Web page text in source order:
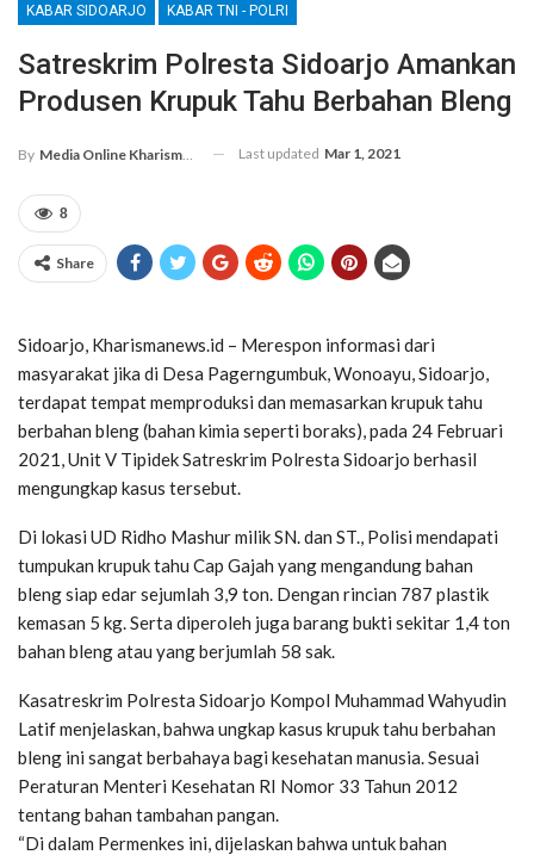
KABAR SIDOARJO KABAR TNI - POLRI
Satreskrim Polresta Sidoarjo Amankan
Produsen Krupuk Tahu Berbahan Bleng
By Media Online Kharismanews.id Last updated Mar 1, 2021
8
Share
Sidoarjo, Kharismanews.id – Merespon informasi dari
masyarakat jika di Desa Pagerngumbuk, Wonoayu, Sidoarjo,
terdapat tempat memproduksi dan memasarkan krupuk tahu
berbahan bleng (bahan kimia seperti boraks), pada 24 Februari
2021, Unit V Tipidek Satreskrim Polresta Sidoarjo berhasil
mengungkap kasus tersebut.
Di lokasi UD Ridho Mashur milik SN. dan ST., Polisi mendapati
tumpukan krupuk tahu Cap Gajah yang mengandung bahan
bleng siap edar sejumlah 3,9 ton. Dengan rincian 787 plastik
kemasan 5 kg. Serta diperoleh juga barang bukti sekitar 1,4 ton
bahan bleng atau yang berjumlah 58 sak.
Kasatreskrim Polresta Sidoarjo Kompol Muhammad Wahyudin
Latif menjelaskan, bahwa ungkap kasus krupuk tahu berbahan
bleng ini sangat berbahaya bagi kesehatan manusia. Sesuai
Peraturan Menteri Kesehatan RI Nomor 33 Tahun 2012
tentang bahan tambahan pangan.
“Di dalam Permenkes ini, dijelaskan bahwa untuk bahan